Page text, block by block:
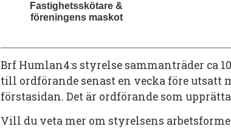
Fastighetsskötare &
föreningens maskot
Brf Humlan4:s styrelse sammanträder ca
till ordförande senast en vecka före utsatt
förstasidan. Det är ordförande som
Vill du veta mer om styrelsens